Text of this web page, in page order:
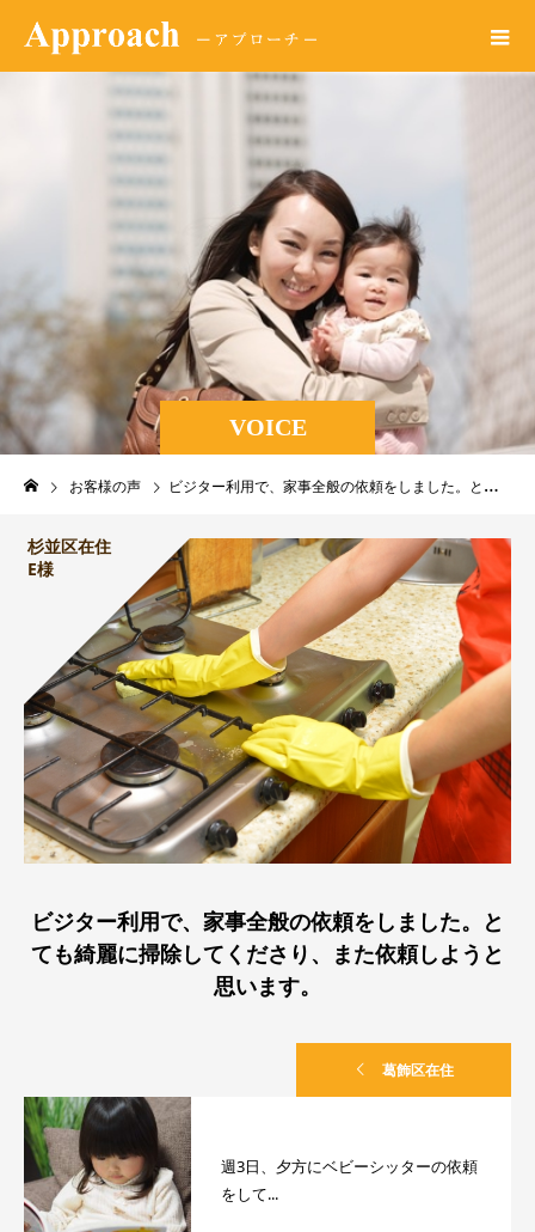
VOICE
お客様の声 ビジター利用で、家事全般の依頼をしました。とても綺麗に掃除してくださり、また依頼しようと思います。
杉並区在住
E様
ビジター利用で、家事全般の依頼をしました。と
ても綺麗に掃除してくださり、また依頼しようと
思います。
葛飾区在住
週3日、夕方にベビーシッターの依頼
をして...